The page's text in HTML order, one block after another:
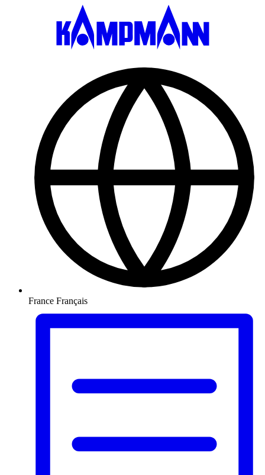
France Français